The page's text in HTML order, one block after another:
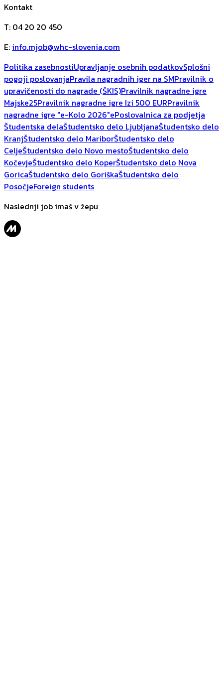
Kontakt
T: 04 20 20 450
E: info.mjob@whc-slovenia.com
Politika zasebnostiUpravljanje osebnih podatkovSplošni
pogoji poslovanjaPravila nagradnih iger na SMPravilnik o
upravičenosti do nagrade (ŠKIS)Pravilnik nagradne igre
Majske25Pravilnik nagradne igre Izi 500 EURPravilnik
nagradne igre "e-Kolo 2026"ePoslovalnica za podjetja
Študentska delaŠtudentsko delo LjubljanaŠtudentsko delo
KranjŠtudentsko delo MariborŠtudentsko delo
CeljeŠtudentsko delo Novo mestoŠtudentsko delo
KočevjeŠtudentsko delo KoperŠtudentsko delo Nova
GoricaŠtudentsko delo GoriškaŠtudentsko delo
PosočjeForeign students
Naslednji job imaš v žepu